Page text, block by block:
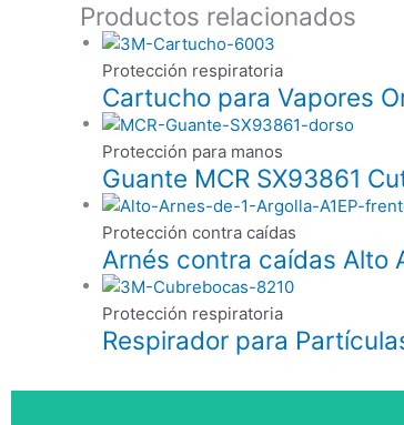
Productos relacionados
Protección respiratoria
Cartucho para Vapores
Protección para manos
Guante MCR SX93861
Protección contra caídas
Arnés contra caídas Alto
Protección respiratoria
Respirador para